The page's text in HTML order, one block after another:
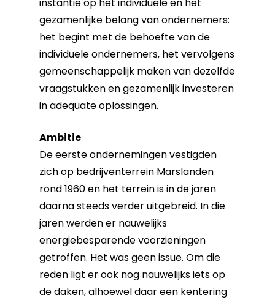
instantie op het individuele én het
gezamenlijke belang van ondernemers:
het begint met de behoefte van de
individuele ondernemers, het vervolgens
gemeenschappelijk maken van dezelfde
vraagstukken en gezamenlijk investeren
in adequate oplossingen.
Ambitie
De eerste ondernemingen vestigden
zich op bedrijventerrein Marslanden
rond 1960 en het terrein is in de jaren
daarna steeds verder uitgebreid. In die
jaren werden er nauwelijks
energiebesparende voorzieningen
getroffen. Het was geen issue. Om die
reden ligt er ook nog nauwelijks iets op
de daken, alhoewel daar een kentering